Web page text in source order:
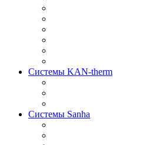
Системы KAN-therm
Системы Sanha